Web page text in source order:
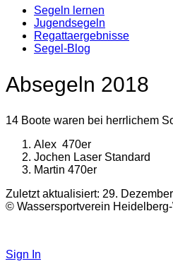
Segeln lernen
Jugendsegeln
Regattaergebnisse
Segel-Blog
Absegeln 2018
14 Boote waren bei herrlichem
Alex 470er
Jochen Laser Standard
Martin 470er
Zuletzt aktualisiert: 29.
© Wassersportverein
Sign In